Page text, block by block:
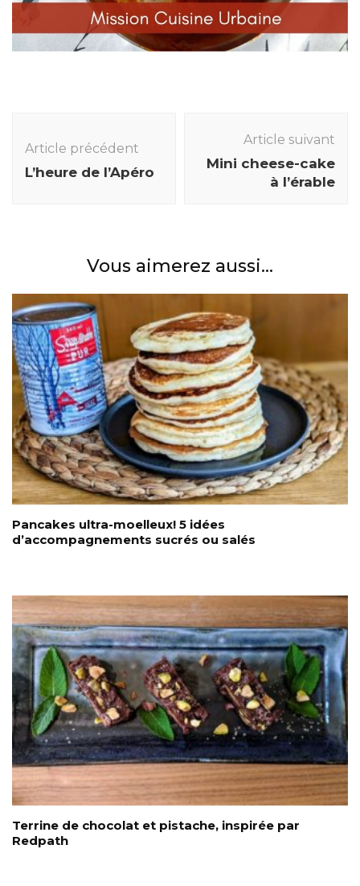
des
articles
Article précédent
L’heure de l’Apéro
Article suivant
Mini cheese-cake
à l’érable
Vous aimerez aussi...
Pancakes ultra-moelleux! 5 idées
d’accompagnements sucrés ou salés
Terrine de chocolat et pistache, inspirée par
Redpath